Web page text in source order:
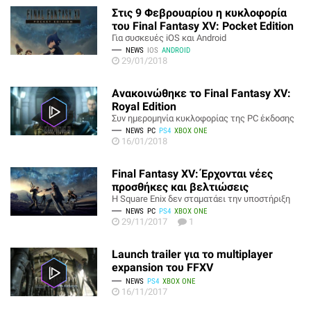
Στις 9 Φεβρουαρίου η κυκλοφορία
του Final Fantasy XV: Pocket Edition
Για συσκευές iOS και Android
NEWS IOS ANDROID
29/01/2018
Ανακοινώθηκε το Final Fantasy XV:
Royal Edition
Συν ημερομηνία κυκλοφορίας της PC έκδοσης
NEWS PC PS4 XBOX ONE
16/01/2018
Final Fantasy XV: Έρχονται νέες
προσθήκες και βελτιώσεις
H Square Enix δεν σταματάει την υποστήριξη
NEWS PC PS4 XBOX ONE
29/11/2017 1
Launch trailer για το multiplayer
expansion του FFXV
NEWS PS4 XBOX ONE
16/11/2017